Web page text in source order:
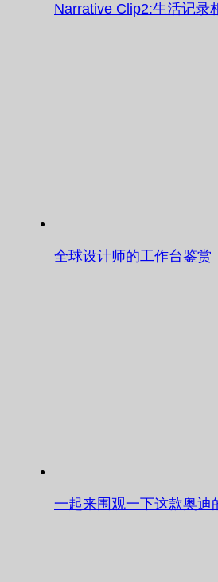
Narrative Clip2:生活记录
全球设计师的工作台鉴赏
一起来围观一下这款奥迪